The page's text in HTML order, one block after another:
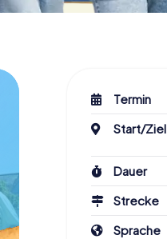
Termin
Start/Ziel
Dauer
Strecke
Sprache